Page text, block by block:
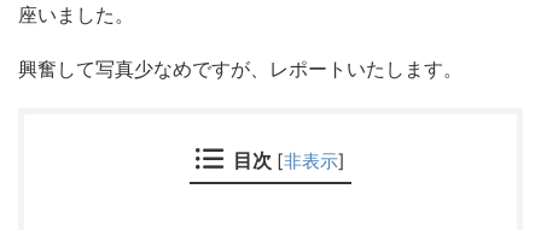
座いました。
興奮して写真少なめですが、レポートいたします。
目次 [非表示]